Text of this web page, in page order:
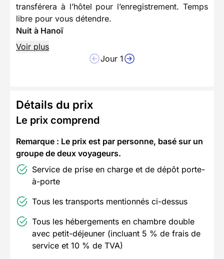
transférera à l’hôtel pour l’enregistrement. Temps
libre pour vous détendre.
Nuit à Hanoï
Voir plus
Jour 1
Détails du prix
Le prix comprend
Remarque : Le prix est par personne, basé sur un
groupe de deux voyageurs.
Service de prise en charge et de dépôt porte-
à-porte
Tous les transports mentionnés ci-dessus
Tous les hébergements en chambre double
avec petit-déjeuner (incluant 5 % de frais de
service et 10 % de TVA)